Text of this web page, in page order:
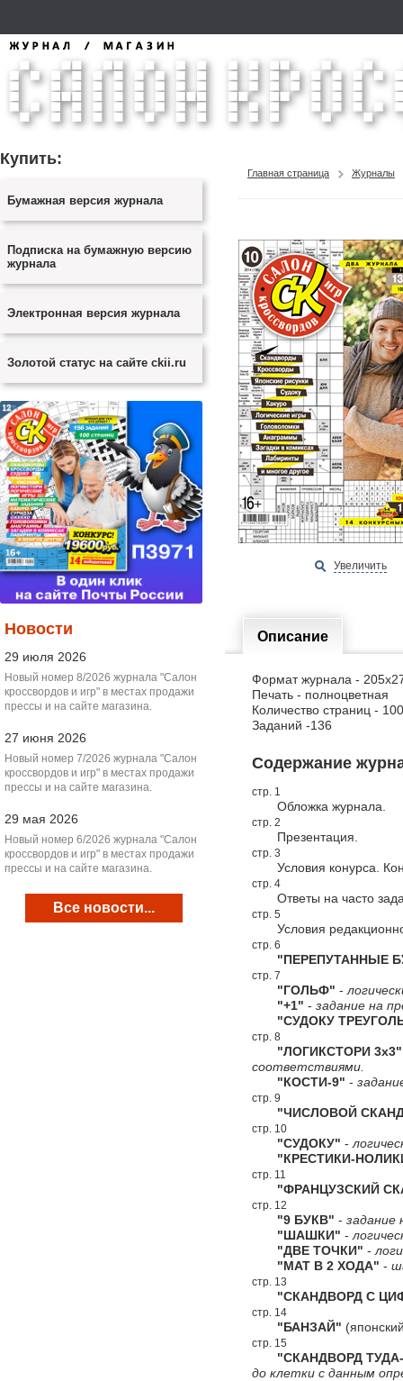
Купить:
Бумажная версия журнала
Подписка на бумажную версию
журнала
Электронная версия журнала
Золотой статус на сайте ckii.ru
Новости
29 июля 2026
Новый номер 8/2026 журнала "Салон
кроссвордов и игр" в местах продажи
прессы и на сайте магазина.
27 июня 2026
Новый номер 7/2026 журнала "Салон
кроссвордов и игр" в местах продажи
прессы и на сайте магазина.
29 мая 2026
Новый номер 6/2026 журнала "Салон
кроссвордов и игр" в местах продажи
прессы и на сайте магазина.
Все новости...
Главная страница Журналы
Увеличить
Описание
Формат журнала -
Печать - полноцветная
Количество страниц - 100
Заданий -136
Содержание
стр. 1
Обложка журнала.
стр. 2
Презентация.
стр. 3
Условия конурса.
стр. 4
Ответы на часто
стр. 5
Условия
стр. 6
"ПЕРЕПУТАННЫЕ
стр. 7
"ГОЛЬФ" -
"+1" - задание на
"СУДОКУ
стр. 8
"ЛОГИКСТОРИ 3х3"
соответствиями.
"КОСТИ-9" -
стр. 9
"ЧИСЛОВОЙ
стр. 10
"СУДОКУ" -
"КРЕСТИКИ-
стр. 11
"ФРАНЦУЗСКИЙ
стр. 12
"9 БУКВ" - задание
"ШАШКИ" -
"ДВЕ ТОЧКИ" -
"МАТ В 2 ХОДА" -
стр. 13
"СКАНДВОРД С
стр. 14
"БАНЗАЙ"
стр. 15
"СКАНДВОРД
до клетки с данным